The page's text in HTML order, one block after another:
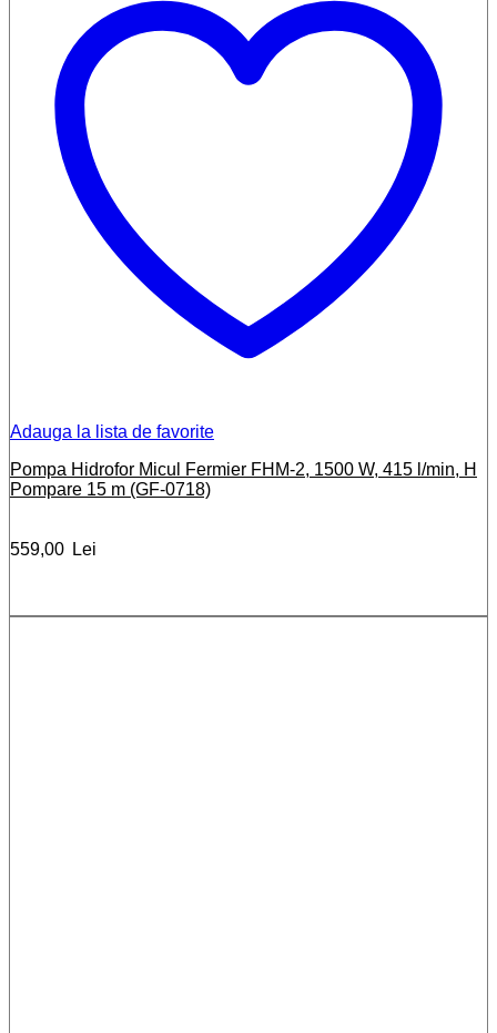
Adauga la lista de favorite
Pompa Hidrofor Micul Fermier FHM-2, 1500 W, 415 l/min, H
Pompare 15 m (GF-0718)
559,00 Lei